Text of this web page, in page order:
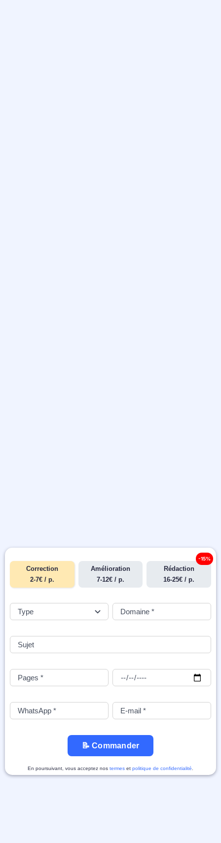
Correction
2-7€ / p.
Amélioration
7-12€ / p.
Rédaction
16-25€ / p.
-15%
📝 Commander
En poursuivant, vous acceptez nos termes et politique de confidentialité